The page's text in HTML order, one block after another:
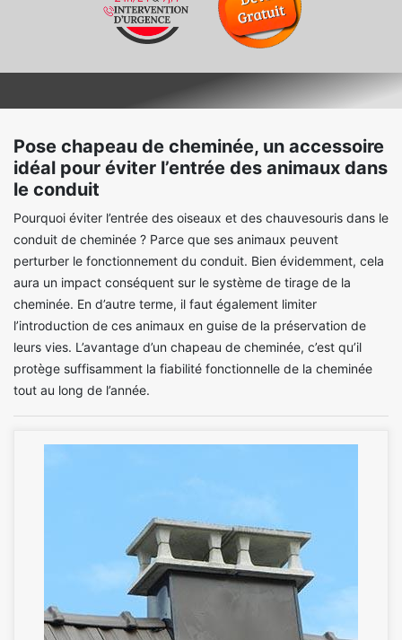
Pose chapeau de cheminée, un accessoire
idéal pour éviter l’entrée des animaux dans
le conduit
Pourquoi éviter l’entrée des oiseaux et des chauvesouris dans le
conduit de cheminée ? Parce que ses animaux peuvent
perturber le fonctionnement du conduit. Bien évidemment, cela
aura un impact conséquent sur le système de tirage de la
cheminée. En d’autre terme, il faut également limiter
l’introduction de ces animaux en guise de la préservation de
leurs vies. L’avantage d’un chapeau de cheminée, c’est qu’il
protège suffisamment la fiabilité fonctionnelle de la cheminée
tout au long de l’année.